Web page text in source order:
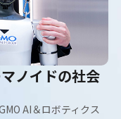
ノイドの社会
AI＆ロボティクス